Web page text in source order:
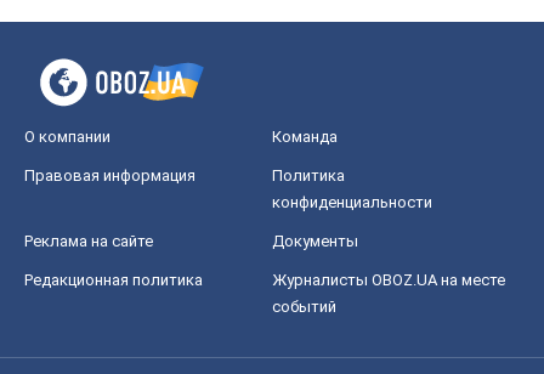
О компании Команда
Правовая информация
Политика
конфиденциальности
Реклама на сайте Документы
Редакционная политика
Журналисты OBOZ.UA на месте
событий